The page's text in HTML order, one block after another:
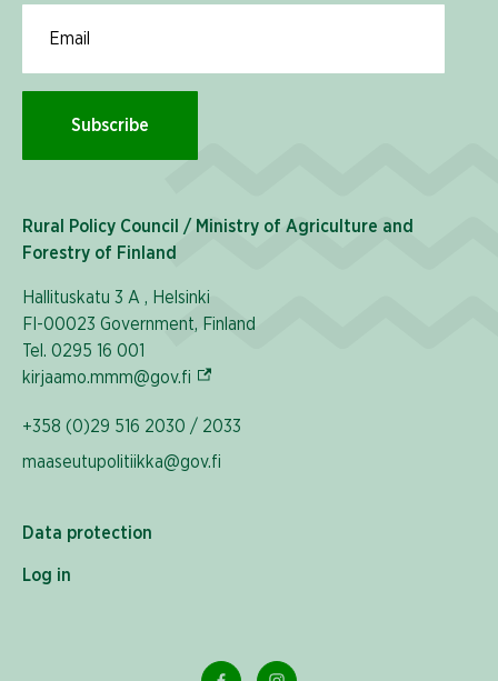
Subscribe
Rural Policy Council / Ministry of Agriculture and
Forestry of Finland
Hallituskatu 3 A , Helsinki
FI-00023 Government, Finland
Tel. 0295 16 001
kirjaamo.mmm@gov.fi (External link)
+358 (0)29 516 2030 / 2033
maaseutupolitiikka@gov.fi
Data protection
Log in